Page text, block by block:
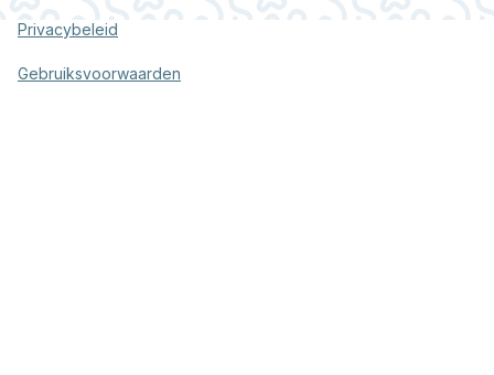
Privacybeleid
Gebruiksvoorwaarden